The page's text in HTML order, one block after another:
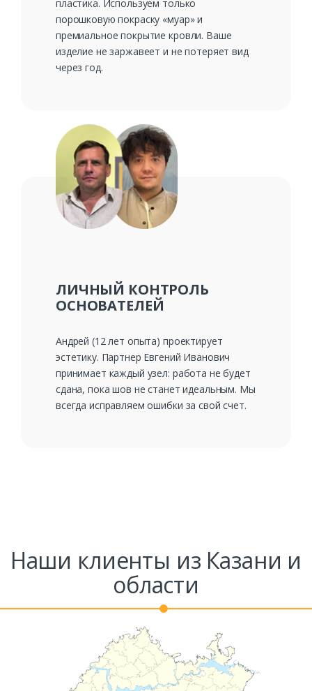
пластика. Используем только
порошковую покраску «муар» и
премиальное покрытие кровли. Ваше
изделие не заржавеет и не потеряет вид
через год.
ЛИЧНЫЙ КОНТРОЛЬ
ОСНОВАТЕЛЕЙ
Андрей (12 лет опыта) проектирует
эстетику. Партнер Евгений Иванович
принимает каждый узел: работа не будет
сдана, пока шов не станет идеальным. Мы
всегда исправляем ошибки за свой счет.
Наши клиенты из Казани и
области